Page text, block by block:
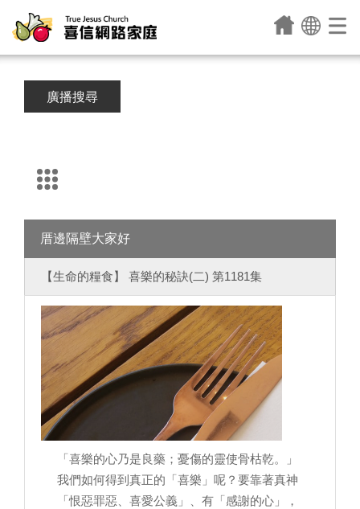
廣播搜尋
厝邊隔壁大家好
【生命的糧食】 喜樂的秘訣(二) 第1181集
「喜樂的心乃是良藥；憂傷的靈使骨枯乾。」
我們如何得到真正的「喜樂」呢？要靠著真神
「恨惡罪惡、喜愛公義」、有「感謝的心」，